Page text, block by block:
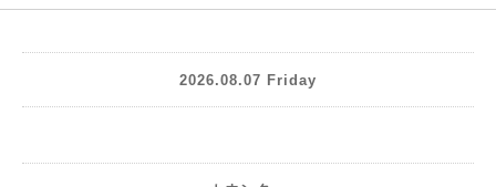
2026.08.07 Friday